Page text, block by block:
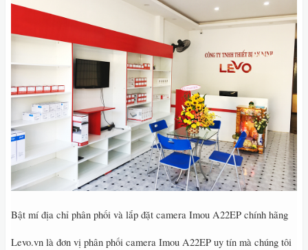
Bật mí địa chỉ phân phối và lắp đặt camera Imou A22EP chính hãng
Levo.vn là đơn vị phân phối camera Imou A22EP uy tín mà chúng tôi